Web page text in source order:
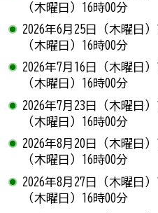
（木曜日）16時00分
2026年6月25日（木曜日
（木曜日）16時00分
2026年7月16日（木曜日
（木曜日）16時00分
2026年7月23日（木曜日
（木曜日）16時00分
2026年8月20日（木曜日
（木曜日）16時00分
2026年8月27日（木曜日
（木曜日）16時00分